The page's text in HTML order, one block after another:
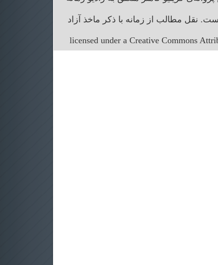
نقل مطالب از زمانه با ذکر ماخذ آزاد
licensed under a Creative Commons